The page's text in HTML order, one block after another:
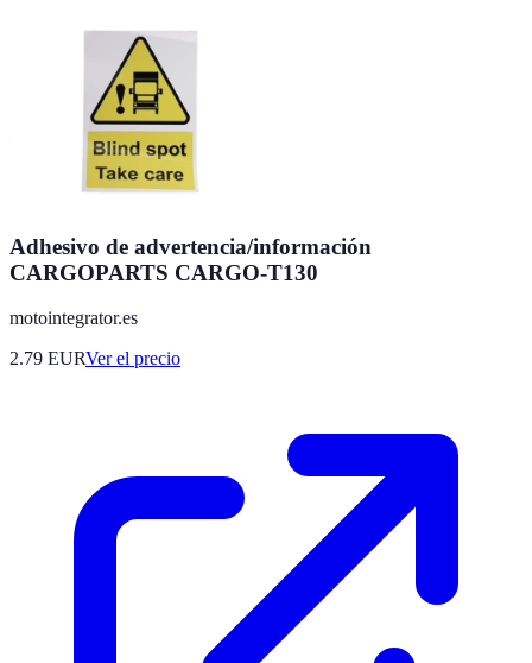
Adhesivo de advertencia/información
CARGOPARTS CARGO-T130
motointegrator.es
2.79 EURVer el precio